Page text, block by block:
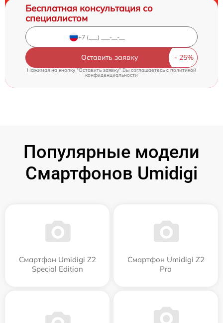
Бесплатная консультация со
специалистом
Оставить заявку
Нажимая на кнопку "Оставить заявку" Вы соглашаетесь c политикой
конфиденциальности
Популярные модели
Смартфонов Umidigi
Смартфон Umidigi Z2
Special Edition
Смартфон Umidigi Z2
Pro